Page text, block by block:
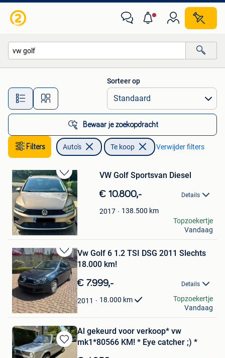
Alle afstanden…
Sorteer op
Bewaar je zoekopdracht
Filters Auto's Te koop Verwijder filters
Bewaren
in
Mijn
Favorieten
VW Golf Sportsvan Diesel
€ 10.800,- Details
2017 138.500 km
Abra.
Anderlecht
Topzoekertje
Vandaag
Bewaren
in
Mijn
Favorieten
Vw Golf 6 1.2 TSI DSG 2011 Slechts
18.000 km!
€ 7.999,- Details
2011 18.000 km
VOLUMEWAGENS
Wemmel
Topzoekertje
Vandaag
Bewaren
Al gekeurd voor verkoop* vw
mk1*80566 KM! * Eye catcher ;) *